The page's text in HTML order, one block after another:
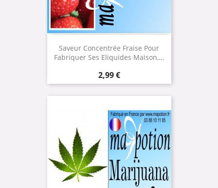
Saveur Concentrée Fraise Pour
Fabriquer Ses Eliquides Maison,...
Prix
2,99 €